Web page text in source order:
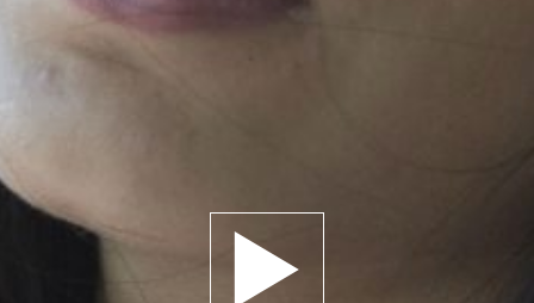
Jouer la bande-annonce